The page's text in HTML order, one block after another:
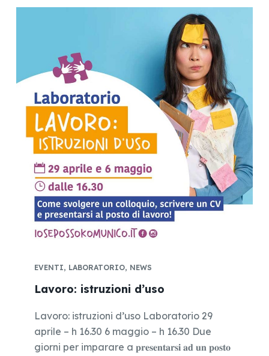
EVENTI, LABORATORIO, NEWS
Lavoro: istruzioni d’uso
Lavoro: istruzioni d’uso Laboratorio 29
aprile – h 16.30 6 maggio – h 16.30 Due
giorni per imparare a 𝐩𝐫𝐞𝐬𝐞𝐧𝐭𝐚𝐫𝐬𝐢 𝐚𝐝 𝐮𝐧 𝐩𝐨𝐬𝐭𝐨